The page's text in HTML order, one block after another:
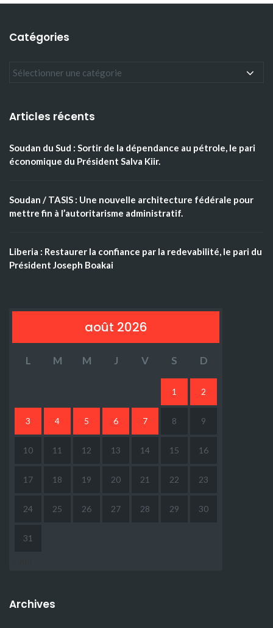
Catégories
Articles récents
Soudan du Sud : Sortir de la dépendance au pétrole, le pari
économique du Président Salva Kiir.
Soudan / TASIS : Une nouvelle architecture fédérale pour
mettre fin à l’autoritarisme administratif.
Liberia : Restaurer la confiance par la redevabilité, le pari du
Président Joseph Boakai
août 2026
L M M J V S D
1 2
3 4 5 6 7 8 9
10 11 12 13 14 15 16
17 18 19 20 21 22 23
24 25 26 27 28 29 30
31
Archives